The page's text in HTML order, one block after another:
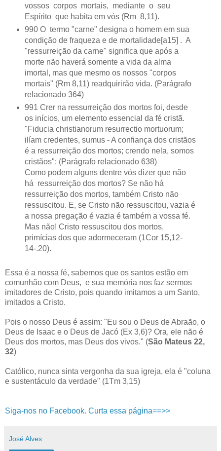
vossos corpos mortais, mediante o seu
Espírito que habita em vós (Rm 8,11).
990 O termo "carne" designa o homem em sua
condição de fraqueza e de mortalidade[a15] . A
"ressurreição da carne" significa que após a
morte não haverá somente a vida da alma
imortal, mas que mesmo os nossos "corpos
mortais" (Rm 8,11) readquirirão vida. (Parágrafo
relacionado 364)
991 Crer na ressurreição dos mortos foi, desde
os inícios, um elemento essencial da fé cristã.
"Fiducia christianorum resurrectio mortuorum;
ilíam credentes, sumus - A confiança dos cristãos
é a ressurreição dos mortos; crendo nela, somos
cristãos": (Parágrafo relacionado 638)
Como podem alguns dentre vós dizer que não
há ressurreição dos mortos? Se não há
ressurreição dos mortos, também Cristo não
ressuscitou. E, se Cristo não ressuscitou, vazia é
a nossa pregação é vazia é também a vossa fé.
Mas não! Cristo ressuscitou dos mortos,
primícias dos que adormeceram (1Cor 15,12-
14-.20).
Essa é a nossa fé, sabemos que os santos estão em
comunhão com Deus, e sua memória nos faz sermos
imitadores de Cristo, pois quando imitamos a um Santo,
imitados a Cristo.
Pois o nosso Deus é assim: "Eu sou o Deus de Abraão, o
Deus de Isaac e o Deus de Jacó (Ex 3,6)? Ora, ele não é
Deus dos mortos, mas Deus dos vivos." (São Mateus 22,
32)
Católico, nunca sinta vergonha da sua igreja, ela é "coluna
e sustentáculo da verdade" (1Tm 3,15)
Siga-nos no Facebook. Curta essa página==>>
José Alves